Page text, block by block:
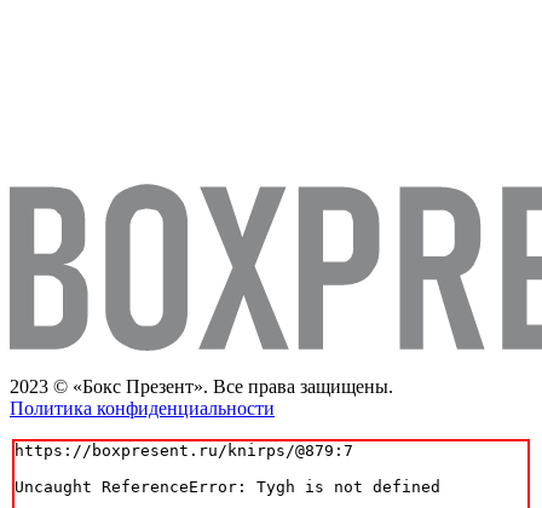
2023 © «Бокс Презент». Все права защищены.
Политика конфиденциальности
https://boxpresent.ru/knirps/@879:7
Uncaught ReferenceError: Tygh is not defined